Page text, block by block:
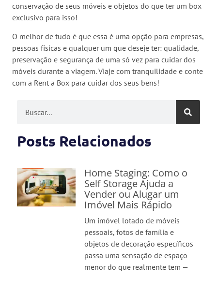
conservação de seus móveis e objetos do que ter um box
exclusivo para isso!
O melhor de tudo é que essa é uma opção para empresas,
pessoas físicas e qualquer um que deseje ter: qualidade,
preservação e segurança de uma só vez para cuidar dos
móveis durante a viagem. Viaje com tranquilidade e conte
com a Rent a Box para cuidar dos seus bens!
Posts Relacionados
Home Staging: Como o
Self Storage Ajuda a
Vender ou Alugar um
Imóvel Mais Rápido
Um imóvel lotado de móveis
pessoais, fotos de família e
objetos de decoração específicos
passa uma sensação de espaço
menor do que realmente tem —